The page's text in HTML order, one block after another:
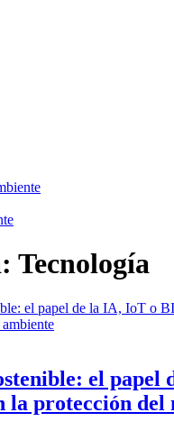
Tecnología
el papel
la protección del